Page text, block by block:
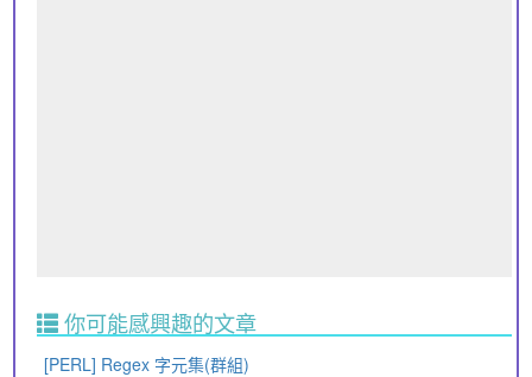
你可能感興趣的文章
[PERL] Regex 字元集(群組)